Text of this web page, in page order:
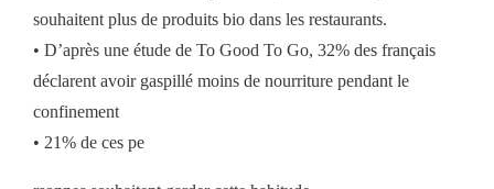
souhaitent plus de produits bio dans les restaurants.
• D’après une étude de To Good To Go, 32% des français
déclarent avoir gaspillé moins de nourriture pendant le
confinement
• 21% de ces pe